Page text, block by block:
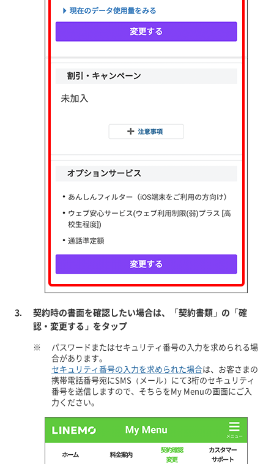
契約時の書面を確認したい場合は、「契約書類」の「確
認・変更する」をタップ
※
パスワードまたはセキュリティ番号の入力を求められる場
合があります。
セキュリティ番号の入力を求められた場合は、お客さまの
携帯電話番号宛にSMS（メール）にて3桁のセキュリティ
番号を送信しますので、そちらをMy Menuの画面にご入
力ください。